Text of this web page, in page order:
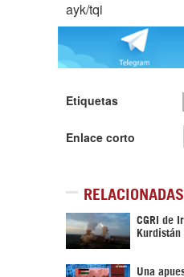
ayk/tqi
Etiquetas
Enlace corto
RELACIONADAS
CGRI de
Kurdistán
Una